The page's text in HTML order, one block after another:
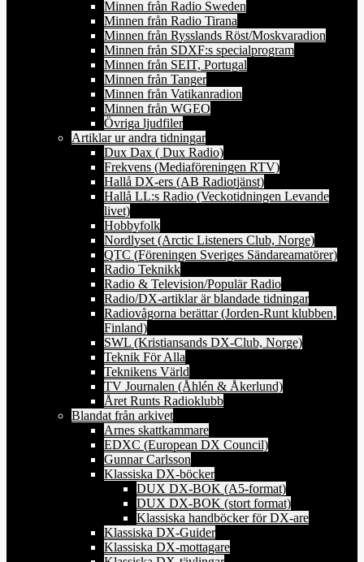
Minnen från Radio Sweden
Minnen från Radio Tirana
Minnen från Rysslands Röst/Moskvaradion
Minnen från SDXF:s specialprogram
Minnen från SEIT, Portugal
Minnen från Tanger
Minnen från Vatikanradion
Minnen från WGEO
Övriga ljudfiler
Artiklar ur andra tidningar
Dux Dax ( Dux Radio)
Frekvens (Mediaföreningen RTV)
Hallå DX-ers (AB Radiotjänst)
Hallå LL:s Radio (Veckotidningen Levande
livet)
Hobbyfolk
Nordlyset (Arctic Listeners Club, Norge)
QTC (Föreningen Sveriges Sändareamatörer)
Radio Teknikk
Radio & Television/Populär Radio
Radio/DX-artiklar är blandade tidningar
Radiovågorna berättar (Jorden-Runt klubben,
Finland)
SWL (Kristiansands DX-Club, Norge)
Teknik För Alla
Teknikens Värld
TV Journalen (Åhlén & Åkerlund)
Året Runts Radioklubb
Blandat från arkivet
Arnes skattkammare
EDXC (European DX Council)
Gunnar Carlsson
Klassiska DX-böcker
DUX DX-BOK (A5-format)
DUX DX-BOK (stort format)
Klassiska handböcker för DX-are
Klassiska DX-Guider
Klassiska DX-mottagare